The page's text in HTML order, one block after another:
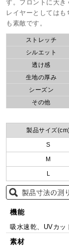
す。フロントに大き
レイヤーとしては
も素敵です。
ストレッチ
シルエット
透け感
生地の厚み
シーズン
その他
製品サイズ
S
M
L
機能
吸水速乾、UVカッ
素材